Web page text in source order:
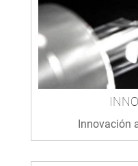
Innovación